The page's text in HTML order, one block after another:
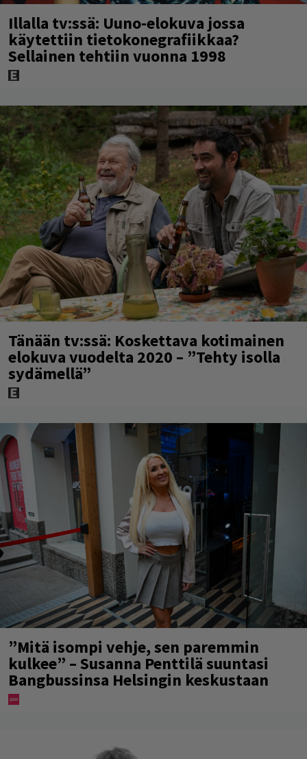
Illalla tv:ssä: Uuno-elokuva jossa
käytettiin tietokonegrafiikkaa?
Sellainen tehtiin vuonna 1998
Tänään tv:ssä: Koskettava kotimainen
elokuva vuodelta 2020 – ”Tehty isolla
sydämellä”
”Mitä isompi vehje, sen paremmin
kulkee” – Susanna Penttilä suuntasi
Bangbussinsa Helsingin keskustaan